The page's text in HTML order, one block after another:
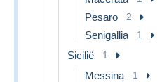
Pesaro 2
Senigallia 1
Sicilië 1
Messina 1